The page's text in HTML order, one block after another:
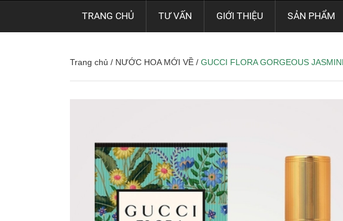
TRANG CHỦ TƯ VẤN GIỚI THIỆU SẢN PHẨM
Trang chủ / NƯỚC HOA MỚI VỀ / GUCCI FLORA GORGEOUS